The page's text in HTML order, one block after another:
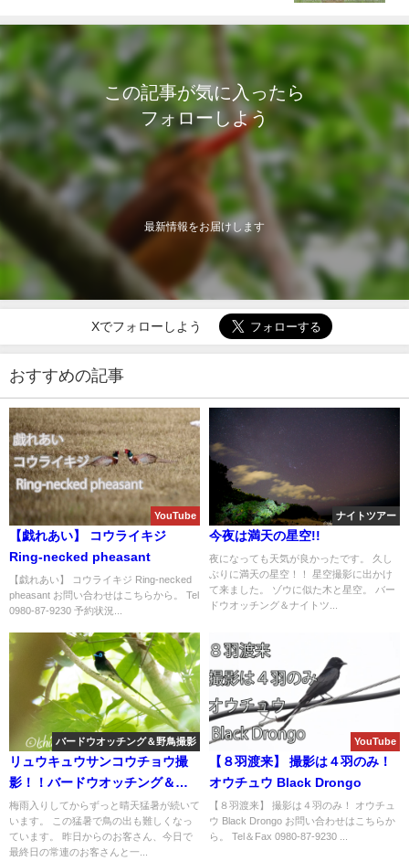
この記事が気に入ったら
フォローしよう
最新情報をお届けします
Xでフォローしよう
おすすめの記事
YouTube
【戯れあい】 コウライキジ
Ring-necked pheasant
【戯れあい】 コウライキジ Ring-necked
pheasant お問い合わせはこちらから。 Tel
0980-87-9230 予約状況...
ナイトツアー
今夜は満天の星空!!
夜になっても天気が良かったです。 久し
ぶりに満天の星空！！ 星空撮影に出かけ
て来ました。 ゾウに似た木と星空。 バー
ドウオッチング＆ナイトツ...
バードウオッチング＆野鳥撮影
リュウキュウサンコウチョウ撮
影！！バードウオッチング＆野
鳥撮影ガイド。
梅雨入りしてからずっと晴天猛暑が続いて
います。 この猛暑で鳥の出も難しくなっ
ています。 昨日からのお客さん、今日で
最終日の常連のお客さんと一...
YouTube
【８羽渡来】 撮影は４羽のみ！
オウチュウ Black Drongo
【８羽渡来】 撮影は４羽のみ！ オウチュ
ウ Black Drongo お問い合わせはこちらか
ら。 Tel＆Fax 0980-87-9230 ...